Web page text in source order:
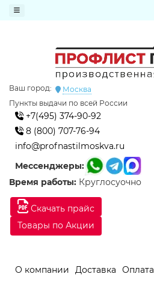
Скачать прайс
Товары по Акции
Ваш город:
Москва
Пункты выдачи по всей России
+7(495) 374-90-92
8 (800) 707-76-94
info@profnastilmoskva.ru
Мессенджеры:
Время работы: Круглосуочно
О компании Доставка Оплата